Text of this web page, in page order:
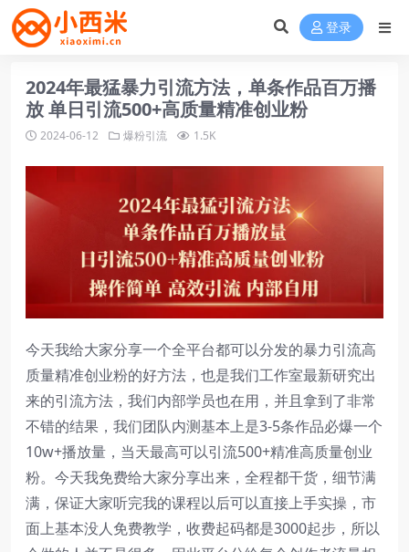
登录
2024年最猛暴力引流方法，单条作品百万播
放 单日引流500+高质量精准创业粉
2024-06-12 爆粉引流 1.5K
今天我给大家分享一个全平台都可以分发的暴力引流高
质量精准创业粉的好方法，也是我们工作室最新研究出
来的引流方法，我们内部学员也在用，并且拿到了非常
不错的结果，我们团队内测基本上是3-5条作品必爆一个
10w+播放量，当天最高可以引流500+精准高质量创业
粉。今天我免费给大家分享出来，全程都干货，细节满
满，保证大家听完我的课程以后可以直接上手实操，市
面上基本没人免费教学，收费起码都是3000起步，所以